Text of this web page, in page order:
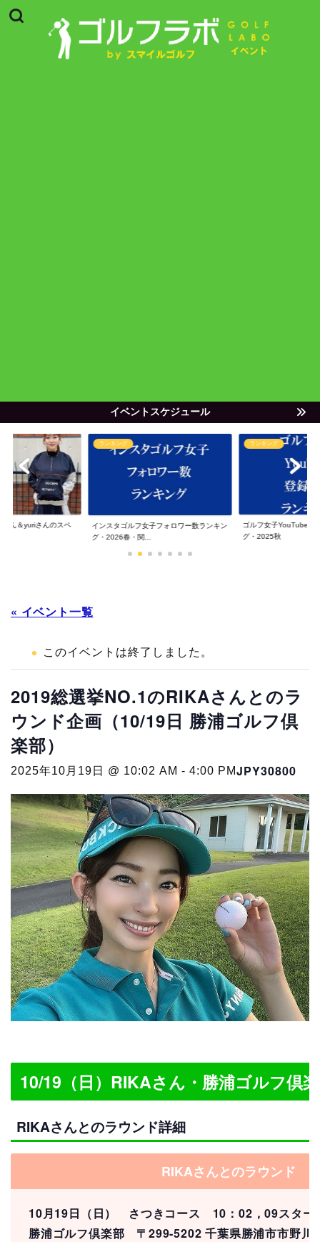
イベントスケジュール
ん＆yuriさんのスペ
ランキング
インスタゴルフ女子フォロワー数ランキン
グ・2026春・関...
ランキング
ゴルフ女子YouTube登
グ・2025秋
« イベント一覧
このイベントは終了しました。
2019総選挙NO.1のRIKAさんとのラ
ウンド企画（10/19日 勝浦ゴルフ倶
楽部）
2025年10月19日 @ 10:02 AM - 4:00 PMJPY30800
10/19（日）RIKAさん・勝浦ゴルフ倶
RIKAさんとのラウンド詳細
RIKAさんとのラウンド
10月19日（日） さつきコース 10：02，09スター
勝浦ゴルフ倶楽部 〒299-5202 千葉県勝浦市市野